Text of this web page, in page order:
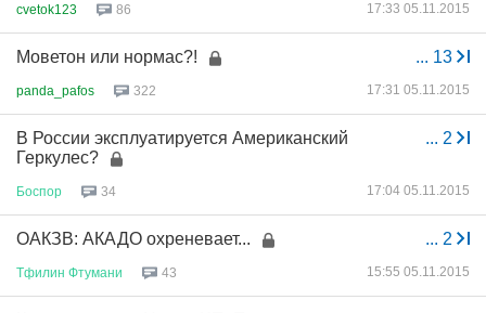
cvetok123 86 17:33 05.11.2015
... 13
Моветон или нормас?!
panda_pafos 322 17:31 05.11.2015
... 2
В России эксплуатируется Американский
Геркулес?
Боспор 34 17:04 05.11.2015
... 2
ОАКЗВ: АКАДО охреневает...
Тфилин Фтумани 43 15:55 05.11.2015